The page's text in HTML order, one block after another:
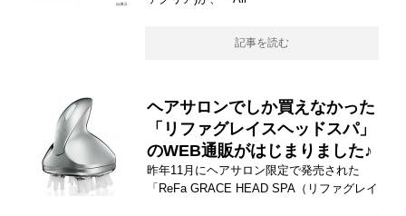
記事を読む
ヘアサロンでしか買えなかった
「リファグレイスヘッドスパ」
のWEB通販がはじまりました♪
昨年11月にヘアサロン限定で発売された
「ReFa GRACE HEAD SPA（リファグレイ